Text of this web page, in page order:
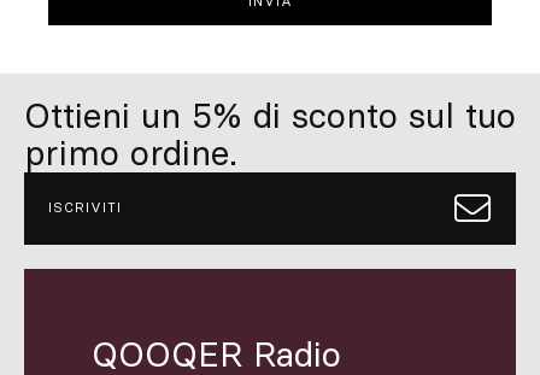
Ottieni un 5% di sconto sul tuo
primo ordine.
ISCRIVITI
QOOQER Radio